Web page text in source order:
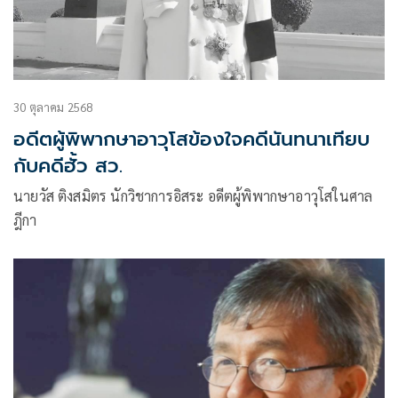
30 ตุลาคม 2568
อดีตผู้พิพากษาอาวุโสข้องใจคดีนันทนาเทียบ
กับคดีฮั้ว สว.
นายวัส ติงสมิตร นักวิชาการอิสระ อดีตผู้พิพากษาอาวุโสในศาล
ฎีกา